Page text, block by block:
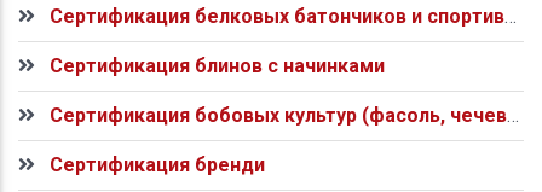
Сертификация белковых батончиков и спортивного питания
Сертификация блинов с начинками
Сертификация бобовых культур (фасоль, чечевица, нут)
Сертификация бренди